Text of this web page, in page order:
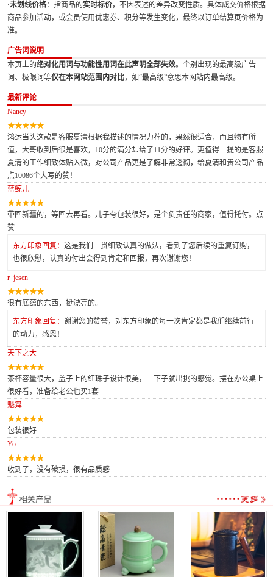
·未划线价格：指商品的实时标价，不因表述的差异改变性质。具体成交价格根据
商品参加活动，或会员使用优惠券、积分等发生变化，最终以订单结算页价格为
准。
广告词说明
本页上的绝对化用词与功能性用词在此声明全部失效。个别出现的最高级广告
词、极限词等仅在本网站范围内对比，如“最高级”意思本网站内最高级。
最新评论
Nancy
鸿运当头这款是客服夏清根据我描述的情况力荐的，果然很适合，而且物有所
值，大哥收到后很是喜欢，10分的满分却给了11分的好评。更值得一提的是客服
夏清的工作细致体贴入微，对公司产品更是了解非常透彻，给夏清和贵公司产品
点10086个大写的赞！
蓝鲸儿
带回新疆的，等回去再看。儿子夸包装很好，是个负责任的商家，值得托付。点
赞
东方印象回复： 这是我们一贯细致认真的做法，看到了您后续的重复订购，
也很欣慰，认真的付出会得到肯定和回报，再次谢谢您！
r_jesen
很有底蕴的东西，挺漂亮的。
东方印象回复： 谢谢您的赞誉，对东方印象的每一次肯定都是我们继续前行
的动力，感恩！
天下之大
茶杯容量很大，盖子上的红珠子设计很美，一下子就出挑的感觉。摆在办公桌上
很好看，准备给老公也买1套
魁舞
包装很好
Yo
收到了，没有破损，很有品质感